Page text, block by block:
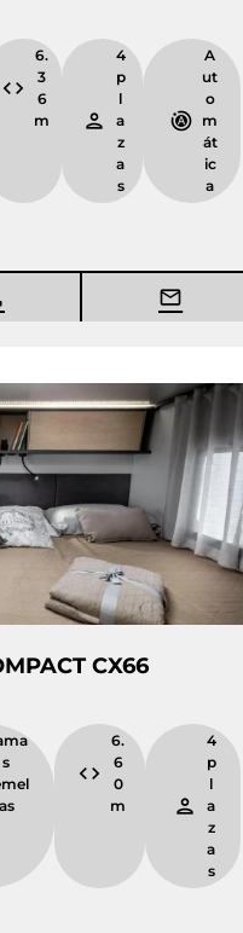
6.
3
6
m
4
p
l
a
z
a
s
A
ut
o
m
át
ic
a
CX66
s
as
6.
6
0
m
4
p
l
a
z
a
s